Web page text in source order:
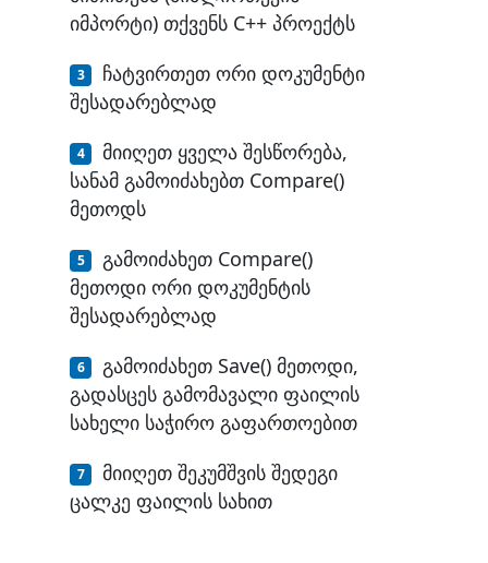
იმპორტი) თქვენს C++ პროექტს
ჩატვირთეთ ორი დოკუმენტი
შესადარებლად
მიიღეთ ყველა შესწორება,
სანამ გამოიძახებთ Compare()
მეთოდს
გამოიძახეთ Compare()
მეთოდი ორი დოკუმენტის
შესადარებლად
გამოიძახეთ Save() მეთოდი,
გადასცეს გამომავალი ფაილის
სახელი საჭირო გაფართოებით
მიიღეთ შეკუმშვის შედეგი
ცალკე ფაილის სახით